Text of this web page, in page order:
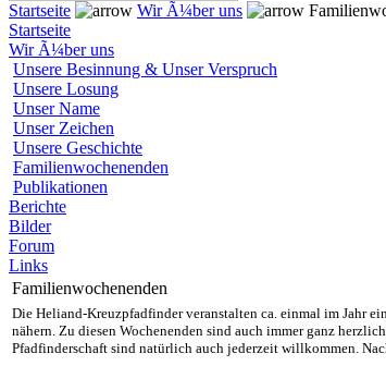
Startseite Wir Ã¼ber uns
Startseite
Wir Ã¼ber uns
Unsere Besinnung & Unser Verspruch
Unsere Losung
Unser Name
Unser Zeichen
Unsere Geschichte
Familienwochenenden
Publikationen
Berichte
Bilder
Forum
Links
Familienwochenenden
Die Heliand-Kreuzpfadfinder veranstalten ca. einmal im Jahr
nähern. Zu diesen Wochenenden sind auch immer ganz
Pfadfinderschaft sind natürlich auch jederzeit willkommen.